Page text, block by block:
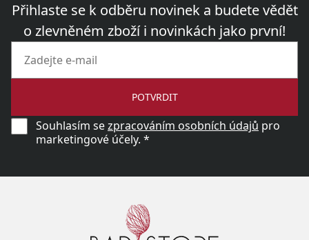
Přihlaste se k odběru novinek a budete vědět
o zlevněném zboží i novinkách jako první!
POTVRDIT
Souhlasím sezpracováním osobních údajů pro
marketingové účely. *